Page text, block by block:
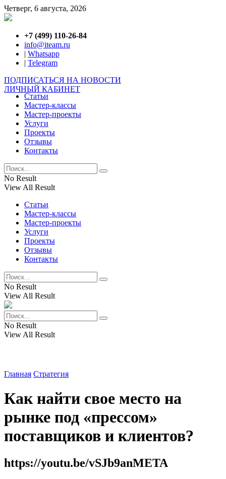
Четверг, 6 августа, 2026
+7 (499) 110-26-84
info@iteam.ru
| Whatsapp
| Telegram
ПОДПИСАТЬСЯ НА НОВОСТИ
ЛИЧНЫЙ КАБИНЕТ
Статьи
Мастер-классы
Мастер-проекты
Услуги
Проекты
Отзывы
Контакты
No Result
View All Result
Статьи
Мастер-классы
Мастер-проекты
Услуги
Проекты
Отзывы
Контакты
No Result
View All Result
No Result
View All Result
Главная Стратегия
Как найти свое место на
рынке под «прессом»
поставщиков и клиентов?
https://youtu.be/vSJb9anMETA